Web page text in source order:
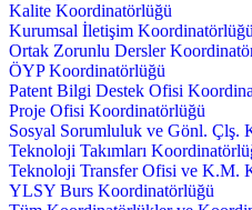
Kalite Koordinatörlüğü
Kurumsal İletişim Koordinatörlüğü
Ortak Zorunlu Dersler
ÖYP Koordinatörlüğü
Patent Bilgi Destek Ofisi
Proje Ofisi Koordinatörlüğü
Sosyal Sorumluluk ve Gönl. Çlş.
Teknoloji Takımları
Teknoloji Transfer Ofisi ve K.M.
YLSY Burs Koordinatörlüğü